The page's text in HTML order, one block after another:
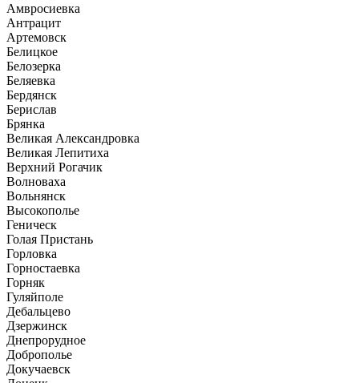
Амвросиевка
Антрацит
Артемовск
Белицкое
Белозерка
Беляевка
Бердянск
Берислав
Брянка
Великая Александровка
Великая Лепитиха
Верхний Рогачик
Волноваха
Вольнянск
Высокополье
Геническ
Голая Пристань
Горловка
Горностаевка
Горняк
Гуляйполе
Дебальцево
Дзержинск
Днепрорудное
Доброполье
Докучаевск